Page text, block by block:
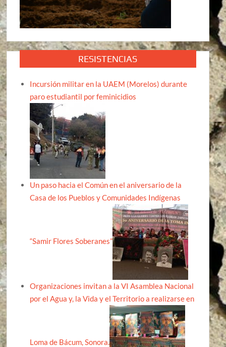
RESISTENCIAS
Incursión militar en la UAEM (Morelos) durante
paro estudiantil por feminicidios
Un paso hacia el Común en el aniversario de la
Casa de los Pueblos y Comunidades Indígenas
“Samir Flores Soberanes”
Organizaciones invitan a la VI Asamblea Nacional
por el Agua y, la Vida y el Territorio a realizarse en
Loma de Bácum, Sonora.